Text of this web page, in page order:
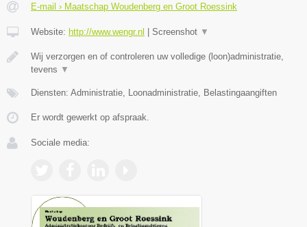
E-mail › Maatschap Woudenberg en Groot Roessink
Website: http://www.wengr.nl | Screenshot ▼
Wij verzorgen en of controleren uw volledige (loon)administratie,
tevens ▼
Diensten: Administratie, Loonadministratie, Belastingaangiften
Er wordt gewerkt op afspraak.
Sociale media: